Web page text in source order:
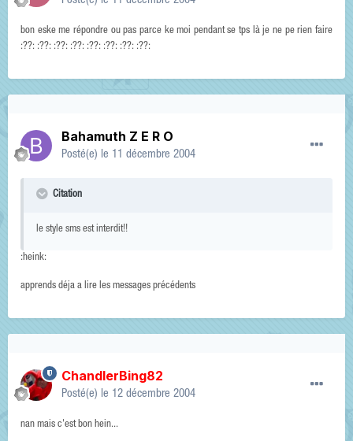
bon eske me répondre ou pas parce ke moi pendant se tps là je ne pe rien faire
:??: :??: :??: :??: :??: :??: :??: :??:
Bahamuth Z E R O
Posté(e) le 11 décembre 2004
Citation
le style sms est interdit!!
:heink:
apprends déja a lire les messages précédents
ChandlerBing82
Posté(e) le 12 décembre 2004
nan mais c'est bon hein...